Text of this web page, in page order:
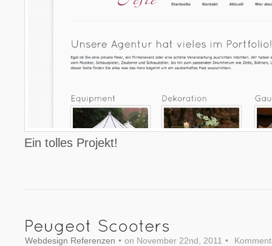
Ein tolles Projekt!
Webdesign Referenzen • on November 22nd, 2011 •